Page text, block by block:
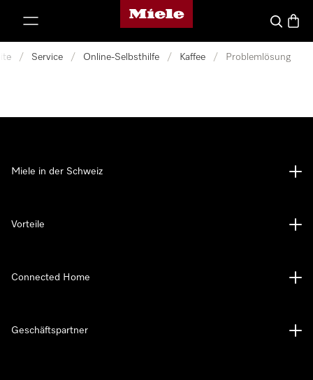
Miele-Homepage
Suche
/ Service / Online-Selbsthilfe / Kaffee / Problemlösung
Miele in der Schweiz
Vorteile
Connected Home
Geschäftspartner